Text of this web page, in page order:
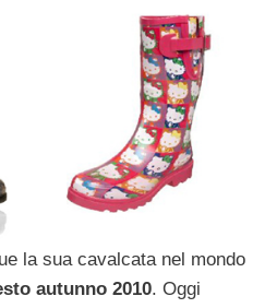
la sua cavalcata nel mondo
autunno 2010. Oggi